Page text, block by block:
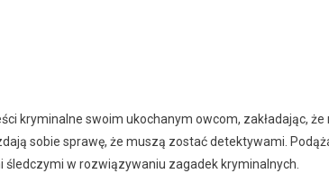
kryminalne swoim ukochanym owcom, zakładając, że
sobie sprawę, że muszą zostać detektywami.
w rozwiązywaniu zagadek kryminalnych.